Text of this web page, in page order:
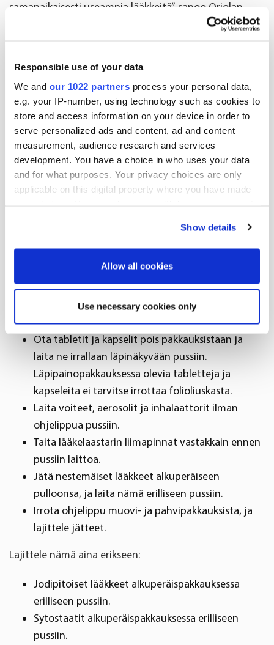
Responsible use of your data
We and our 1022 partners process your personal data,
e.g. your IP-number, using technology such as cookies to
store and access information on your device in order to
serve personalized ads and content, ad and content
measurement, audience research and services
development. You have a choice in who uses your data
and for what purposes. Your privacy choices are only
applicable on this digital property where you have made
If you allow, we would also like to:
Identify your device by actively scanning it for
specific characteristics (fingerprinting)
Find out more about how your personal data is processed
and set your preferences in the
details section
We use cookies to offer you a better user experience,
analyse traffic and for advertising. You may change your
preferences below or at any time later.
Show details
Allow all cookies
Use necessary cookies only
samanaikaisesti useampia lääkkeitä”, sanoo Oriolan
Sanna Veräjänkorva.
ovat mukana Apteekkariliitto, GSK, HSY, Lääketeollisuus
ry, Orion, Oriola, Pihlajalinna, sosiaali- ja
terveysministeriö, Suomen ympäristökeskus SYKE
(kampanjan asiantuntija), Tamro, Yliopiston Apteekki ja
ympäristöministeriö.
Muistilista: Näin hävität lääkkeet
oikeaoppisesti
Palauta apteekkiin käytetyt lääkelaastarit, kiinteät ja
nestemäiset lääkkeet, inhalaattorit, tabletit ja kapselit
sekä tuubit, joissa on vielä lääkettä.
2. Miten lajittelen lääkkeet?
Ota tabletit ja kapselit pois pakkauksistaan ja
laita ne irrallaan läpinäkyvään pussiin.
Läpipainopakkauksessa olevia tabletteja ja
kapseleita ei tarvitse irrottaa folioliuskasta.
Laita voiteet, aerosolit ja inhalaattorit ilman
ohjelippua pussiin.
Taita lääkelaastarin liimapinnat vastakkain ennen
pussiin laittoa.
Jätä nestemäiset lääkkeet alkuperäiseen
pulloonsa, ja laita nämä erilliseen pussiin.
Irrota ohjelippu muovi- ja pahvipakkauksista, ja
lajittele jätteet.
Lajittele nämä aina erikseen:
Jodipitoiset lääkkeet alkuperäispakkauksessa
erilliseen pussiin.
Sytostaatit alkuperäispakkauksessa erilliseen
pussiin.